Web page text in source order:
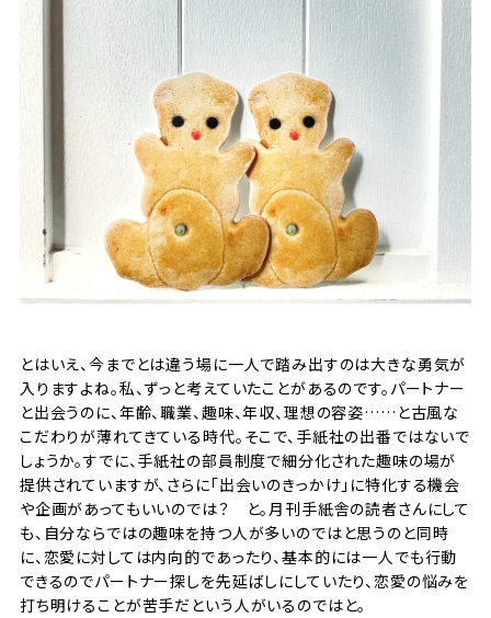
とはいえ、今までとは違う場に一人で踏み出すのは大きな勇気が
入りますよね。私、ずっと考えていたことがあるのです。パートナー
と出会うのに、年齢、職業、趣味、年収、理想の容姿……と古風な
こだわりが薄れてきている時代。そこで、手紙社の出番ではないで
しょうか。すでに、手紙社の部員制度で細分化された趣味の場が
提供されていますが、さらに「出会いのきっかけ」に特化する機会
や企画があってもいいのでは？ と。月刊手紙舎の読者さんにして
も、自分ならではの趣味を持つ人が多いのではと思うのと同時
に、恋愛に対しては内向的であったり、基本的には一人でも行動
できるのでパートナー探しを先延ばしにしていたり、恋愛の悩みを
打ち明けることが苦手だという人がいるのではと。